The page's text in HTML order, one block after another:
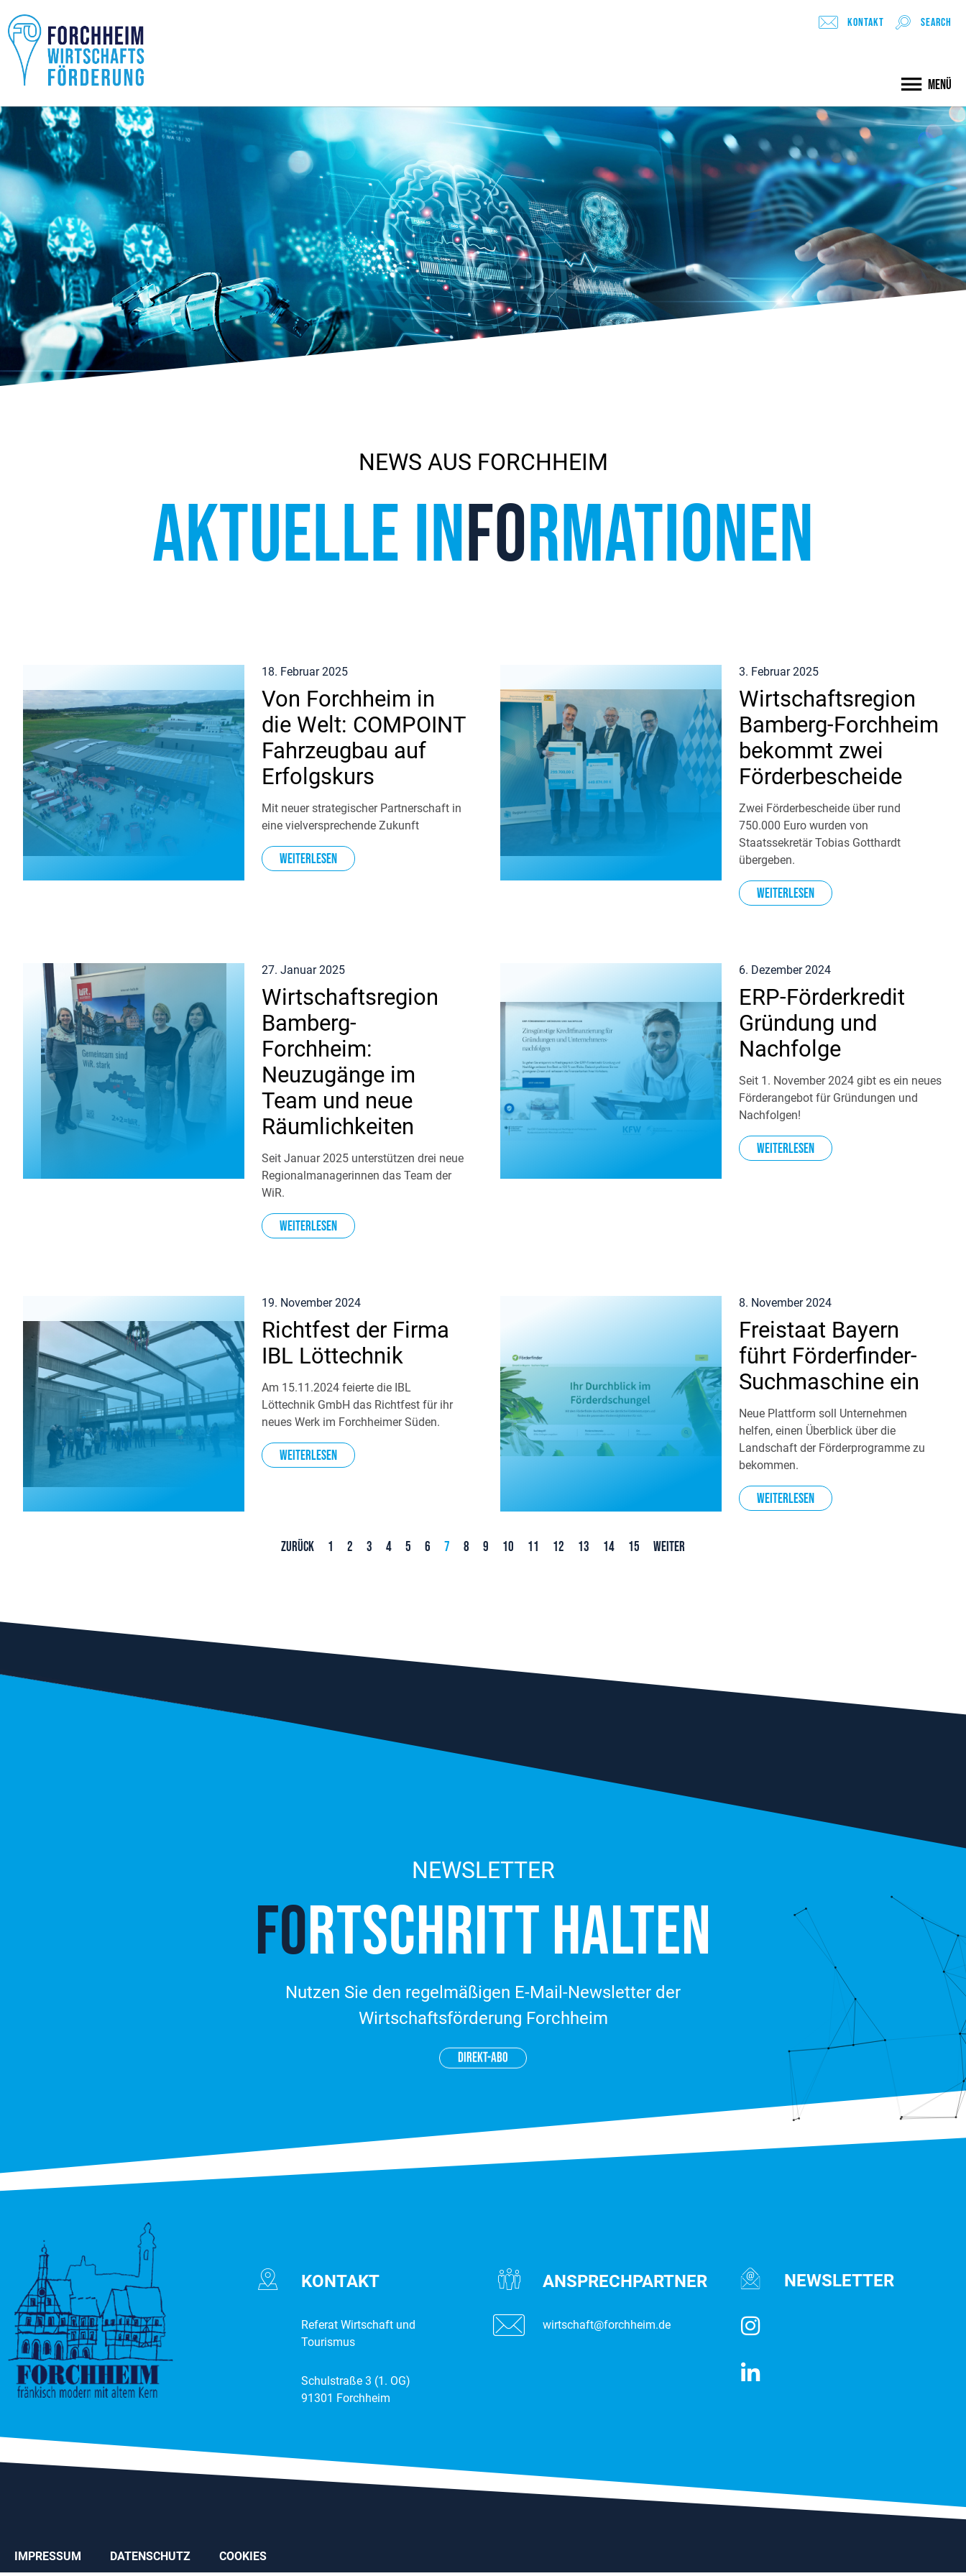
Kontakt search
Menü
NEWS AUS FORCHHEIM
AKTUELLE INFORMATIONEN
Von Forchheim in
die Welt: COMPOINT
Fahrzeugbau auf
Erfolgskurs
18. Februar 2025
Mit neuer strategischer Partnerschaft in
eine vielversprechende Zukunft
Weiterlesen
Wirtschaftsregion
Bamberg-Forchheim
bekommt zwei
Förderbescheide
3. Februar 2025
Zwei Förderbescheide über rund
750.000 Euro wurden von
Staatssekretär Tobias Gotthardt
übergeben.
Weiterlesen
Wirtschaftsregion
Bamberg-
Forchheim:
Neuzugänge im
Team und neue
Räumlichkeiten
27. Januar 2025
Seit Januar 2025 unterstützen drei neue
Regionalmanagerinnen das Team der
WiR.
Weiterlesen
ERP-Förderkredit
Gründung und
Nachfolge
6. Dezember 2024
Seit 1. November 2024 gibt es ein neues
Förderangebot für Gründungen und
Nachfolgen!
Weiterlesen
Richtfest der Firma
IBL Löttechnik
19. November 2024
Am 15.11.2024 feierte die IBL
Löttechnik GmbH das Richtfest für ihr
neues Werk im Forchheimer Süden.
Weiterlesen
Freistaat Bayern
führt Förderfinder-
Suchmaschine ein
8. November 2024
Neue Plattform soll Unternehmen
helfen, einen Überblick über die
Landschaft der Förderprogramme zu
bekommen.
Weiterlesen
Zurück 1 2 3 4 5 6 7 8 9 10 11 12 13 14 15 Weiter
NEWSLETTER
FORT­SCHRITT HALTEN
Nutzen Sie den regelmäßigen E-Mail-Newsletter der
Wirtschaftsförderung Forchheim
DIREKT-ABO
KONTAKT
Referat Wirtschaft und
Tourismus
Schulstraße 3 (1. OG)
91301 Forchheim
ANSPRECH­­PARTNER
wirtschaft@forchheim.de
NEWSLETTER
IMPRESSUM DATENSCHUTZ COOKIES